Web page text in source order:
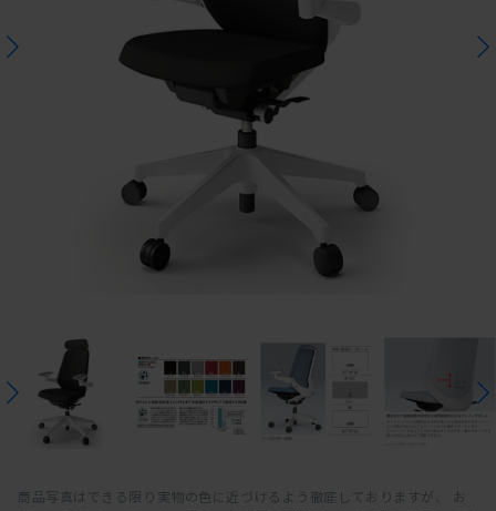
商品写真はできる限り実物の色に近づけるよう徹底しておりますが、 お